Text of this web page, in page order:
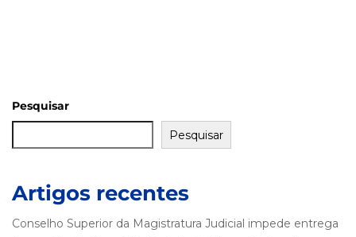
Pesquisar
Pesquisar
Artigos recentes
Conselho Superior da Magistratura Judicial impede entrega